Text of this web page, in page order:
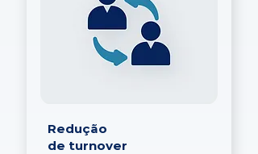
Redução
de turnover